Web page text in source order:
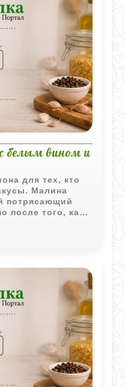
белым вином и
для тех, кто
Малина
потрясающий
после того, как
Напиток
игристым и по-
заиграет
Главное -
перед